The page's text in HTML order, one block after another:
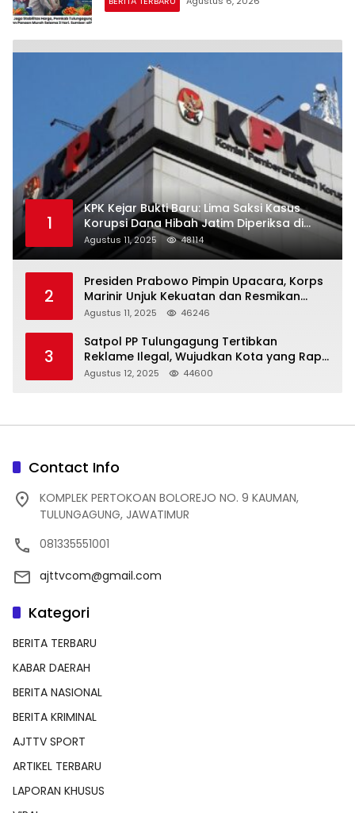
1
KPK Kejar Bukti Baru: Lima Saksi Kasus
Korupsi Dana Hibah Jatim Diperiksa di
Trenggalek
Agustus 11, 2025 48114
2
Presiden Prabowo Pimpin Upacara, Korps
Marinir Unjuk Kekuatan dan Resmikan
Struktur Baru
Agustus 11, 2025 46246
3
Satpol PP Tulungagung Tertibkan
Reklame Ilegal, Wujudkan Kota yang Rapi
dan Indah
Agustus 12, 2025 44600
Contact Info
KOMPLEK PERTOKOAN BOLOREJO NO. 9 KAUMAN,
TULUNGAGUNG, JAWATIMUR
081335551001
ajttvcom@gmail.com
Kategori
BERITA TERBARU
KABAR DAERAH
BERITA NASIONAL
BERITA KRIMINAL
AJTTV SPORT
ARTIKEL TERBARU
LAPORAN KHUSUS